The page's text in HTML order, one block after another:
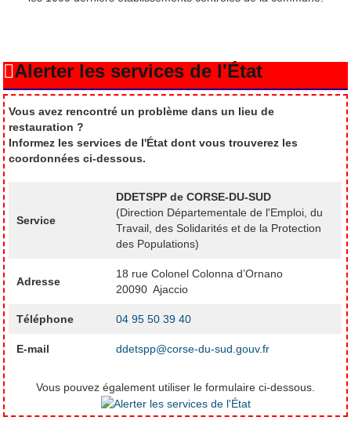
Alerter les services de l'État
Vous avez rencontré un problème dans un lieu de
restauration ?
Informez les services de l'État dont vous trouverez les
coordonnées ci-dessous.
Service
DDETSPP de CORSE-DU-SUD
(Direction Départementale de l'Emploi, du
Travail, des Solidarités et de la Protection
des Populations)
Adresse
18 rue Colonel Colonna d’Ornano
20090 Ajaccio
Téléphone 04 95 50 39 40
E-mail ddetspp@corse-du-sud.gouv.fr
Vous pouvez également utiliser le formulaire ci-dessous.